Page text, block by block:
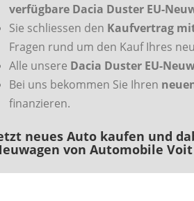
verfügbare Dacia Duster EU-
Sie schliessen den Kaufvertrag
Fragen rund um den Kauf Ihres
Alle unsere Dacia Duster EU-
Bei uns bekommen Sie Ihren
finanzieren.
neues Auto kaufen und
von Automobile